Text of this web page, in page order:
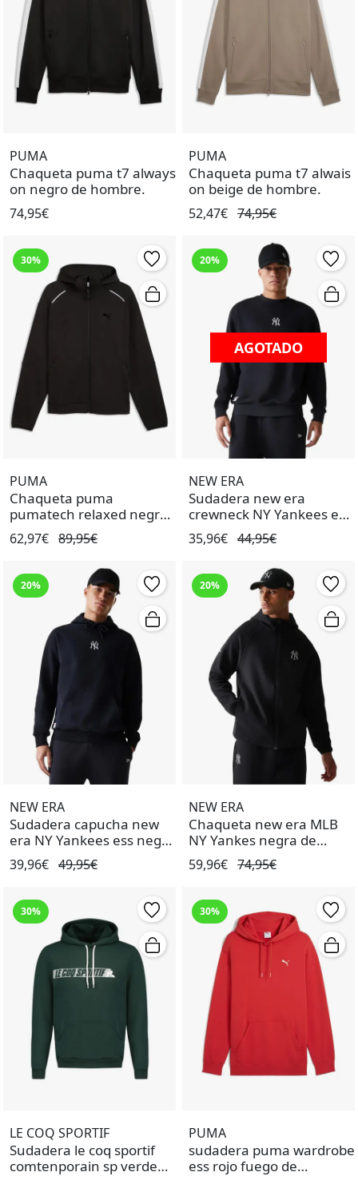
PUMA
Chaqueta puma t7 always
on negro de hombre.
74,95€
PUMA
Chaqueta puma t7 alwais
on beige de hombre.
52,47€ 74,95€
30%
PUMA
Chaqueta puma
pumatech relaxed negro
de hombre.
62,97€ 89,95€
20%
AGOTADO
AGOTADO
NEW ERA
Sudadera new era
crewneck NY Yankees ess
negro de hombre.
35,96€ 44,95€
20%
NEW ERA
Sudadera capucha new
era NY Yankees ess negro
de hombre.
39,96€ 49,95€
20%
NEW ERA
Chaqueta new era MLB
NY Yankes negra de
hombre.
59,96€ 74,95€
30%
LE COQ SPORTIF
Sudadera le coq sportif
comtenporain sp verde
30%
PUMA
sudadera puma wardrobe
ess rojo fuego de